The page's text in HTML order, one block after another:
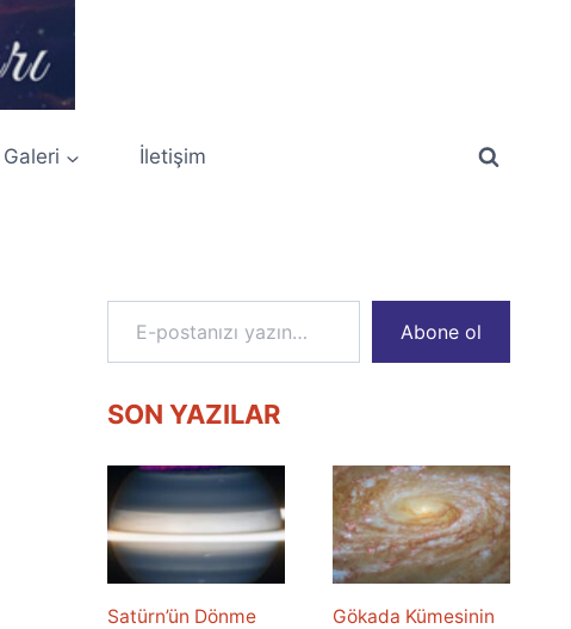
Galeri İletişim
E-postanızı yazın…
Abone ol
SON YAZILAR
Satürn’ün Dönme
Gökada Kümesinin